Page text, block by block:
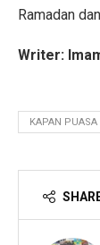
Ramadan
Writer:
KAPAN PUASA